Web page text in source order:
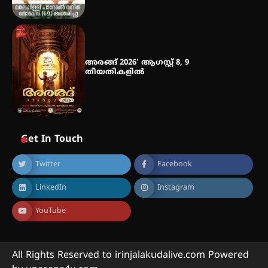
അരങ്ങ് 2026′ ആഗസ്റ്റ് 8, 9
തീയതികളിൽ
Get In Touch
Twitter Facebook
LinkedIn Instagram
YouTube
All Rights Reserved to irinjalakudalive.com Powered